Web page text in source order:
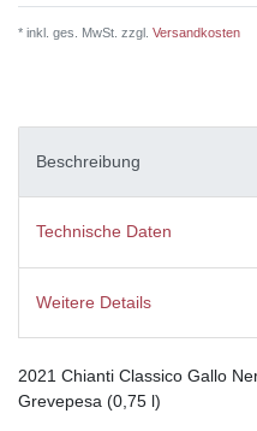
* inkl. ges. MwSt. zzgl. Versandkosten
Beschreibung
Technische Daten
Weitere Details
2021 Chianti Classico Gallo
Grevepesa (0,75 l)